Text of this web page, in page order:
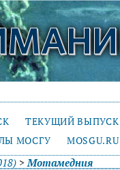
ТЕКУЩИЙ ВЫПУСК
МОСГУ MOSGU.RU
>Мотамедния